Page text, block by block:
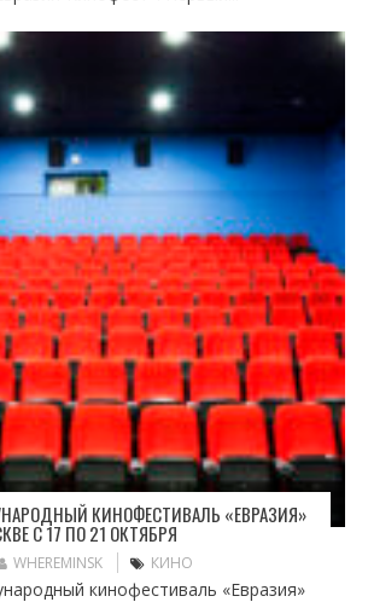
КИНОФЕСТИВАЛЬ «ЕВРАЗИЯ»
С 17 ПО 21 ОКТЯБРЯ
WHEREMINSK КИНО
кинофестиваль «Евразия»